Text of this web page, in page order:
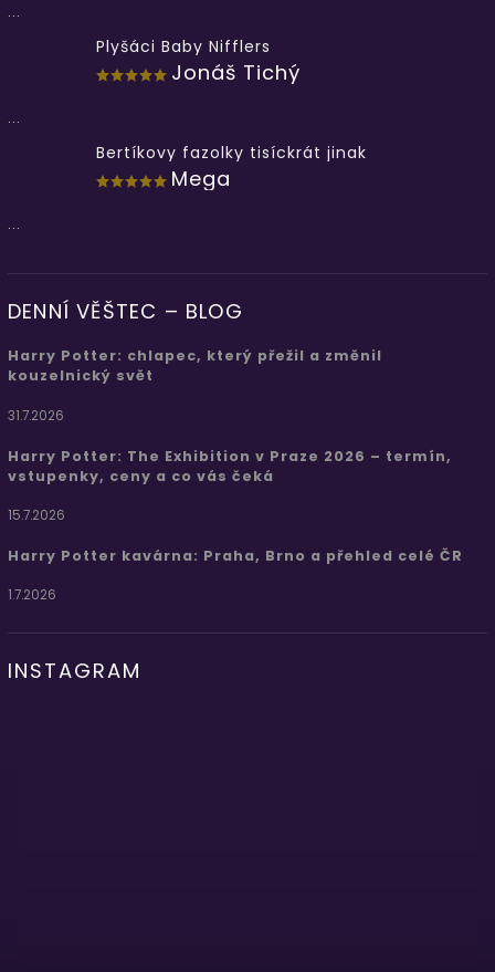
...
Plyšáci Baby Nifflers
Jonáš Tichý
...
Bertíkovy fazolky tisíckrát jinak
Mega
...
DENNÍ VĚŠTEC – BLOG
Harry Potter: chlapec, který přežil a změnil
kouzelnický svět
31.7.2026
Harry Potter: The Exhibition v Praze 2026 – termín,
vstupenky, ceny a co vás čeká
15.7.2026
Harry Potter kavárna: Praha, Brno a přehled celé ČR
1.7.2026
INSTAGRAM